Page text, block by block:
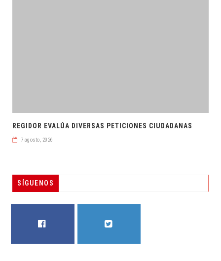
REGIDOR EVALÚA DIVERSAS PETICIONES CIUDADANAS
7 agosto, 2026
SÍGUENOS